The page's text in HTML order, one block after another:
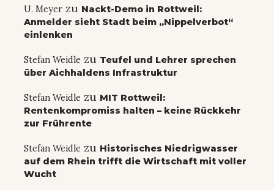
U. Meyer zu Nackt-Demo in Rottweil:
Anmelder sieht Stadt beim „Nippelverbot“
einlenken
Stefan Weidle zu Teufel und Lehrer sprechen
über Aichhaldens Infrastruktur
Stefan Weidle zu MIT Rottweil:
Rentenkompromiss halten – keine Rückkehr
zur Frührente
Stefan Weidle zu Historisches Niedrigwasser
auf dem Rhein trifft die Wirtschaft mit voller
Wucht